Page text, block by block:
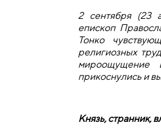
2 сентября (23
епископ
Тонко
религиозных
прикоснулись и
Князь, странник,